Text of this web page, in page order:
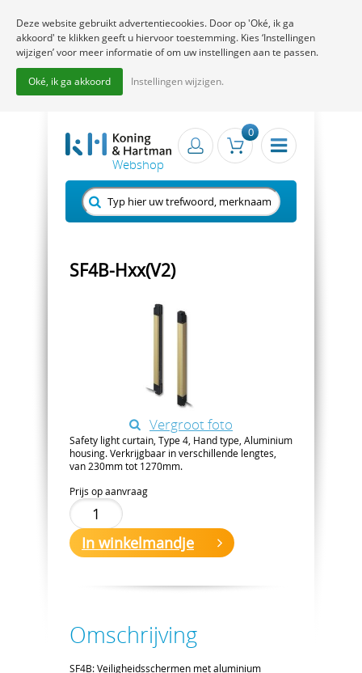
0
SF4B-Hxx(V2)
Vergroot foto
Safety light curtain, Type 4, Hand type, Aluminium
housing. Verkrijgbaar in verschillende lengtes,
van 230mm tot 1270mm.
Prijs op aanvraag
In winkelmandje
Omschrijving
SF4B: Veiligheidsschermen met aluminium
Deze website gebruikt advertentiecookies. Door op 'Oké, ik ga
akkoord' te klikken geeft u hiervoor toestemming. Kies ‘Instellingen
wijzigen’ voor meer informatie of om uw instellingen aan te passen.
Oké, ik ga akkoord Instellingen wijzigen.